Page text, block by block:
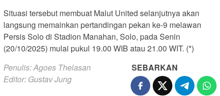
Situasi tersebut membuat Malut United selanjutnya akan
langsung memainkan pertandingan pekan ke-9 melawan
Persis Solo di Stadion Manahan, Solo, pada Senin
(20/10/2025) mulai pukul 19.00 WIB atau 21.00 WIT. (*)
Penulis: Agoes Thelasan
Editor: Gustav Jung
SEBARKAN